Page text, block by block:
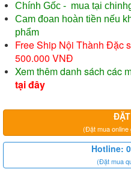
Chính Gốc - mua tại
Cam đoan hoàn tiền nếu
phẩm
Free Ship Nội Thành Đặc
500.000 VNĐ
Xem thêm danh sách các
tại đây
(Đặt mua online
Hotline:
(Đặt mua